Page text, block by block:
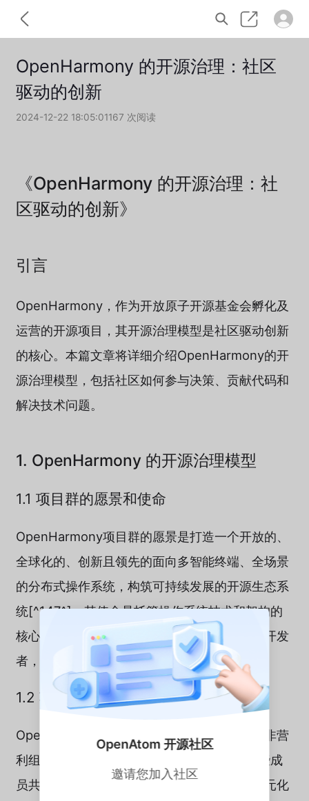
OpenAtom 开源社区
邀请您加入社区
OpenHarmony 的开源治理：社区
驱动的创新
2024-12-22 18:05:01167 次阅读
《OpenHarmony 的开源治理：社
区驱动的创新》
引言
OpenHarmony，作为开放原子开源基金会孵化及
运营的开源项目，其开源治理模型是社区驱动创新
的核心。本篇文章将详细介绍OpenHarmony的开
源治理模型，包括社区如何参与决策、贡献代码和
解决技术问题。
1. OpenHarmony 的开源治理模型
1.1 项目群的愿景和使命
OpenHarmony项目群的愿景是打造一个开放的、
全球化的、创新且领先的面向多智能终端、全场景
的分布式操作系统，构筑可持续发展的开源生态系
统[^147^]。其使命是托管操作系统技术和架构的
核心代码及组件，以开放治理的方式聚合各类开发
者，持续发展代码使用者和共建者[^147^]。
1.2 项目群成员构成
OpenHarmony项目群由捐赠人、学术机构和非营
利组织以及其他组织或个人构成[^147^]。这些成
员共同参与项目的决策和管理，形成了一个多元化